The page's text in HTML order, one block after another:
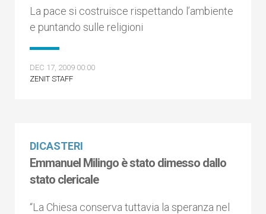
La pace si costruisce rispettando l’ambiente
e puntando sulle religioni
DEC 17, 2009 00:00
ZENIT STAFF
DICASTERI
Emmanuel Milingo è stato dimesso dallo
stato clericale
“La Chiesa conserva tuttavia la speranza nel